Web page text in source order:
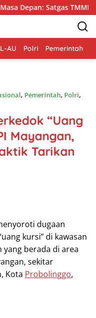
TMMD 129 Bojonegoro
AU Polri Pemerintah
, Pemerintah, Polri,
“Uang
Mayangan,
Tarikan
dugaan
kursi” di kawasan
berada di area
sekitar
Kota Probolinggo,